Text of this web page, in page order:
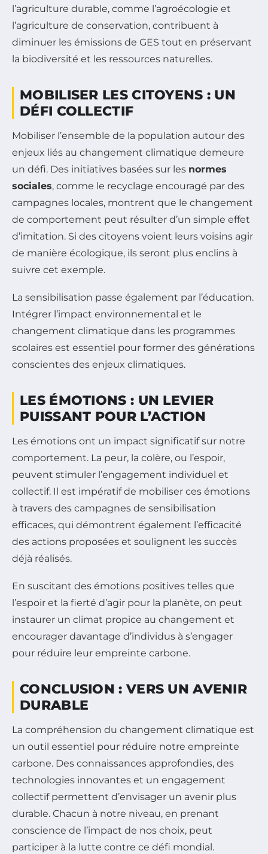
l’agriculture durable, comme l’agroécologie et
l’agriculture de conservation, contribuent à
diminuer les émissions de GES tout en préservant
la biodiversité et les ressources naturelles.
MOBILISER LES CITOYENS : UN
DÉFI COLLECTIF
Mobiliser l’ensemble de la population autour des
enjeux liés au changement climatique demeure
un défi. Des initiatives basées sur les normes
sociales, comme le recyclage encouragé par des
campagnes locales, montrent que le changement
de comportement peut résulter d’un simple effet
d’imitation. Si des citoyens voient leurs voisins agir
de manière écologique, ils seront plus enclins à
suivre cet exemple.
La sensibilisation passe également par l’éducation.
Intégrer l’impact environnemental et le
changement climatique dans les programmes
scolaires est essentiel pour former des générations
conscientes des enjeux climatiques.
LES ÉMOTIONS : UN LEVIER
PUISSANT POUR L’ACTION
Les émotions ont un impact significatif sur notre
comportement. La peur, la colère, ou l’espoir,
peuvent stimuler l’engagement individuel et
collectif. Il est impératif de mobiliser ces émotions
à travers des campagnes de sensibilisation
efficaces, qui démontrent également l’efficacité
des actions proposées et soulignent les succès
déjà réalisés.
En suscitant des émotions positives telles que
l’espoir et la fierté d’agir pour la planète, on peut
instaurer un climat propice au changement et
encourager davantage d’individus à s’engager
pour réduire leur empreinte carbone.
CONCLUSION : VERS UN AVENIR
DURABLE
La compréhension du changement climatique est
un outil essentiel pour réduire notre empreinte
carbone. Des connaissances approfondies, des
technologies innovantes et un engagement
collectif permettent d’envisager un avenir plus
durable. Chacun à notre niveau, en prenant
conscience de l’impact de nos choix, peut
participer à la lutte contre ce défi mondial.